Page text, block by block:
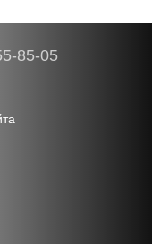
85-05